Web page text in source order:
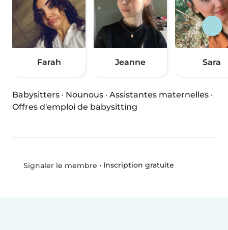
Farah Jeanne Sara
Babysitters · Nounous · Assistantes maternelles ·
Offres d'emploi de babysitting
Signaler le membre • Inscription gratuite